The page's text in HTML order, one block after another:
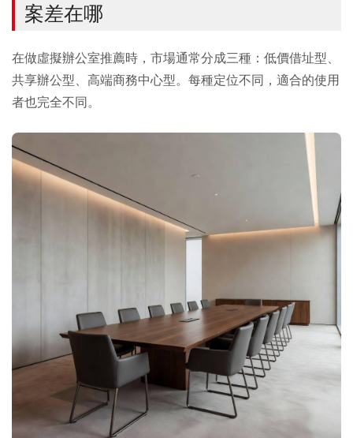
案差在哪
在做虛擬辦公室推薦時，市場通常分成三種：低價借址型、
共享辦公型、高端商務中心型。每種定位不同，適合的使用
者也完全不同。